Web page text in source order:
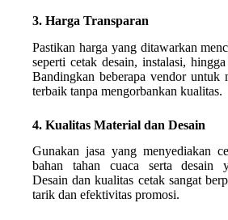
3. Harga Transparan
Pastikan harga yang ditawarkan
seperti cetak desain, instalasi,
Bandingkan beberapa vendor untuk
terbaik tanpa mengorbankan kualitas.
4. Kualitas Material dan Desain
Gunakan jasa yang menyediakan
bahan tahan cuaca serta desain
Desain dan kualitas cetak sangat
tarik dan efektivitas promosi.